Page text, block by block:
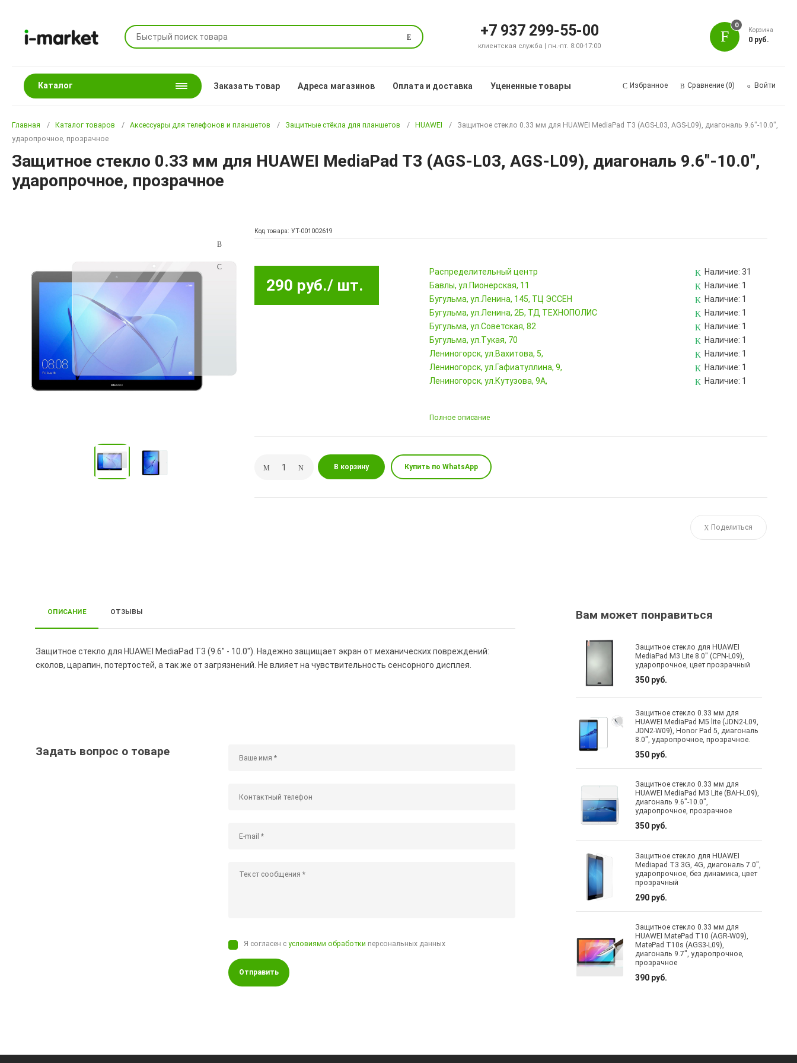
Поиск +7 937 299-55-00
клиентская служба | пн.-пт. 8:00-17:00
0
Корзина
0 руб.
Каталог Заказать товар Адреса магазинов Оплата и доставка Уцененные товары Избранное Сравнение (0) Войти
Главная Каталог товаров Аксессуары для телефонов и планшетов Защитные стёкла для планшетов HUAWEI
Защитное стекло 0.33 мм для HUAWEI MediaPad T3 (AGS-L03, AGS-L09), диагональ 9.6"-10.0",
ударопрочное, прозрачное
Защитное стекло 0.33 мм для HUAWEI MediaPad T3 (AGS-L03, AGS-L09), диагональ 9.6"-10.0",
ударопрочное, прозрачное
Код товара: УТ-001002619
290 руб./ шт.
Pаспределительный центр Наличие: 31
Бавлы, ул.Пионерская, 11
Наличие: 1
Бугульма, ул.Ленина, 145, ТЦ ЭССЕН
Наличие: 1
Бугульма, ул.Ленина, 2Б, ТД ТЕХНОПОЛИС
Наличие: 1
Бугульма, ул.Советская, 82
Наличие: 1
Бугульма, ул.Тукая, 70
Наличие: 1
Лениногорск, ул.Вахитова, 5,
Наличие: 1
Лениногорск, ул.Гафиатуллина, 9,
Наличие: 1
Лениногорск, ул.Кутузова, 9А,
Наличие: 1
Полное описание
В корзину Купить по WhatsApp
Поделиться
ОПИСАНИЕ ОТЗЫВЫ
Защитное стекло для HUAWEI MediaPad T3 (9.6" - 10.0"). Надежно защищает экран от механических повреждений:
сколов, царапин, потертостей, а так же от загрязнений. Не влияет на чувствительность сенсорного дисплея.
Задать вопрос о товаре
Я согласен сусловиями обработки персональных данных
Отправить
Вам может понравиться
Защитное стекло для HUAWEI
MediaPad M3 Lite 8.0" (CPN-L09),
ударопрочное, цвет прозрачный
350 руб.
Защитное стекло 0.33 мм для
HUAWEI MediaPad M5 lite (JDN2-L09,
JDN2-W09), Honor Pad 5, диагональ
8.0", ударопрочное, прозрачное.
350 руб.
Защитное стекло 0.33 мм для
HUAWEI MediaPad M3 Lite (BAH-L09),
диагональ 9.6"-10.0",
ударопрочное, прозрачное
350 руб.
Защитное стекло для HUAWEI
Mediapad T3 3G, 4G, диагональ 7.0",
ударопрочное, без динамика, цвет
прозрачный
290 руб.
Защитное стекло 0.33 мм для
HUAWEI MatePad T10 (AGR-W09),
MatePad T10s (AGS3-L09),
диагональ 9.7", ударопрочное,
прозрачное
390 руб.